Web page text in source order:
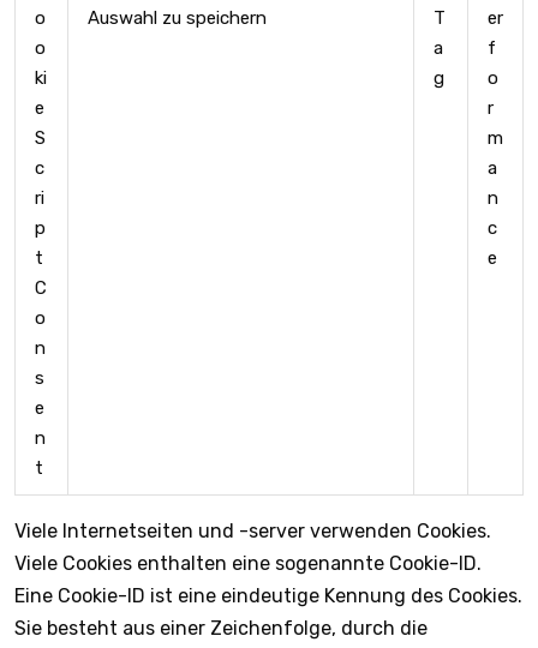
o
o
ki
e
S
c
ri
p
t
C
o
n
s
e
n
t
Auswahl zu speichern
T
a
g
er
f
o
r
m
a
n
c
e
Viele Internetseiten und -server verwenden Cookies.
Viele Cookies enthalten eine sogenannte Cookie-ID.
Eine Cookie-ID ist eine eindeutige Kennung des Cookies.
Sie besteht aus einer Zeichenfolge, durch die